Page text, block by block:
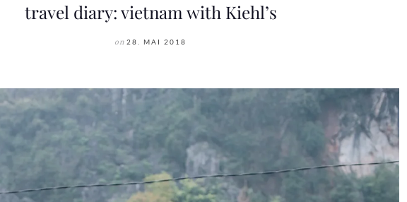
travel diary: vietnam with Kiehl’s
on 28. MAI 2018